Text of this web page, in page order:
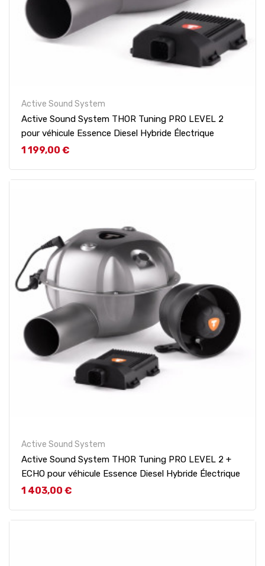
Active Sound System
Active Sound System THOR Tuning PRO LEVEL 2
pour véhicule Essence Diesel Hybride Électrique
Prix
1 199,00 €
Active Sound System
Active Sound System THOR Tuning PRO LEVEL 2 +
ECHO pour véhicule Essence Diesel Hybride Électrique
Prix
1 403,00 €